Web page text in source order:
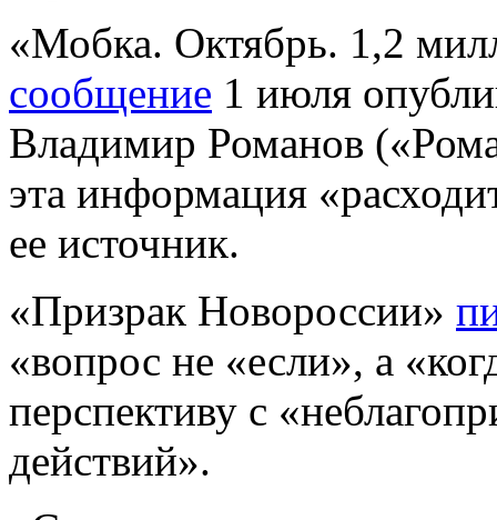
«Мобка. Октябрь. 1,2
сообщение 1 июля
Владимир Романов
эта информация
ее источник.
«Призрак Новороссии»
«вопрос не «если», а
перспективу с
действий».